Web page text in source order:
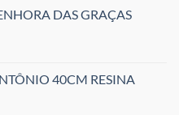
DAS GRAÇAS
40CM RESINA